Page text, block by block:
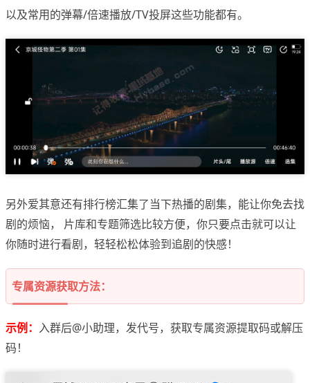
以及常用的弹幕/倍速播放/TV投屏这些功能都有。
另外爱其意还有排行榜汇集了当下热播的剧集，能让你免去找
剧的烦恼， 片库和专题筛选比较方便，你只要点击就可以让
你随时进行看剧，轻轻松松体验到追剧的快感！
专属资源获取方法：
示例： 入群后@小助理，发代号，获取专属资源提取码或解压
码！